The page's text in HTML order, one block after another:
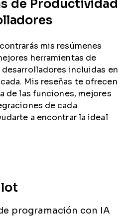
de Productividad
mis resúmenes
herramientas de
incluidas en
Mis reseñas te ofrecen
de las funciones, mejores
de cada
a encontrar la ideal
programación con IA